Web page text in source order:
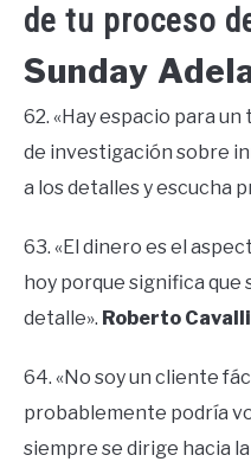
de tu proceso
Sunday
62. «Hay espacio para
de investigación sobre
a los detalles y escucha
63. «El dinero es el
hoy porque significa que
detalle». Roberto
64. «No soy un cliente
probablemente podría
siempre se dirige hacia la